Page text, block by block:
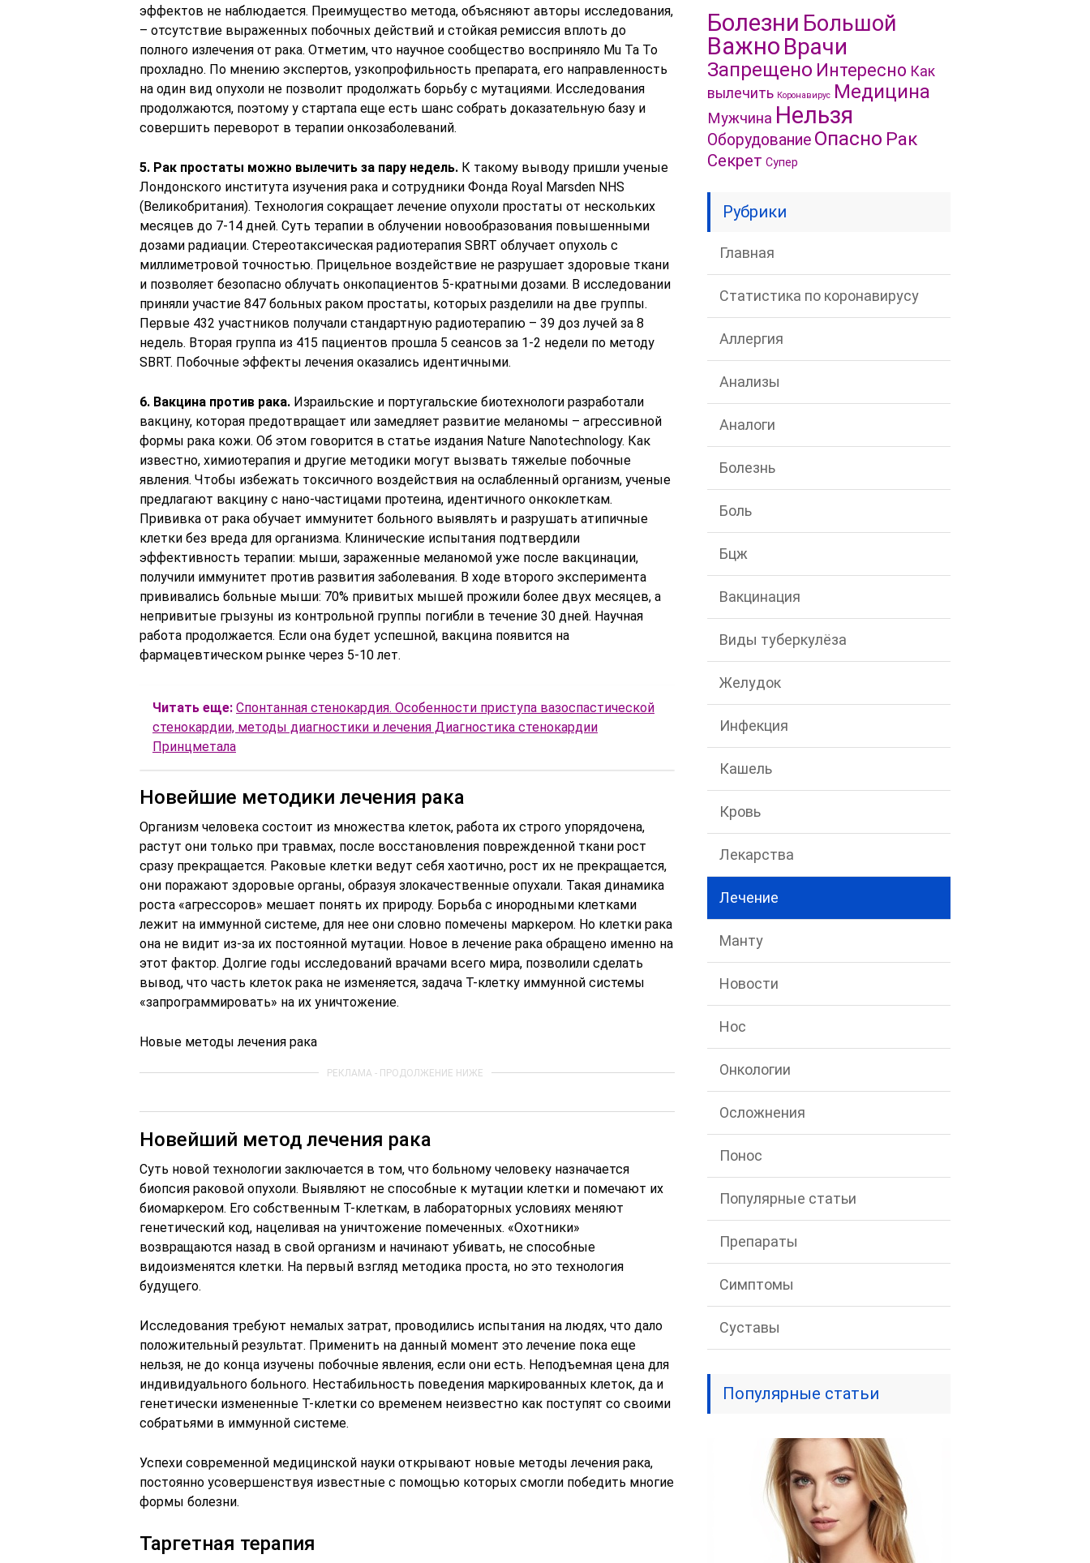
эффектов не наблюдается. Преимущество метода, объясняют авторы исследования,
– отсутствие выраженных побочных действий и стойкая ремиссия вплоть до
полного излечения от рака. Отметим, что научное сообщество восприняло Mu Ta To
прохладно. По мнению экспертов, узкопрофильность препарата, его направленность
на один вид опухоли не позволит продолжать борьбу с мутациями. Исследования
продолжаются, поэтому у стартапа еще есть шанс собрать доказательную базу и
совершить переворот в терапии онкозаболеваний.
5. Рак простаты можно вылечить за пару недель. К такому выводу пришли ученые
Лондонского института изучения рака и сотрудники Фонда Royal Marsden NHS
(Великобритания). Технология сокращает лечение опухоли простаты от нескольких
месяцев до 7-14 дней. Суть терапии в облучении новообразования повышенными
дозами радиации. Стереотаксическая радиотерапия SBRT облучает опухоль с
миллиметровой точностью. Прицельное воздействие не разрушает здоровые ткани
и позволяет безопасно облучать онкопациентов 5-кратными дозами. В исследовании
приняли участие 847 больных раком простаты, которых разделили на две группы.
Первые 432 участников получали стандартную радиотерапию – 39 доз лучей за 8
недель. Вторая группа из 415 пациентов прошла 5 сеансов за 1-2 недели по методу
SBRT. Побочные эффекты лечения оказались идентичными.
6. Вакцина против рака. Израильские и португальские биотехнологи разработали
вакцину, которая предотвращает или замедляет развитие меланомы – агрессивной
формы рака кожи. Об этом говорится в статье издания Nature Nanotechnology. Как
известно, химиотерапия и другие методики могут вызвать тяжелые побочные
явления. Чтобы избежать токсичного воздействия на ослабленный организм, ученые
предлагают вакцину с нано-частицами протеина, идентичного онкоклеткам.
Прививка от рака обучает иммунитет больного выявлять и разрушать атипичные
клетки без вреда для организма. Клинические испытания подтвердили
эффективность терапии: мыши, зараженные меланомой уже после вакцинации,
получили иммунитет против развития заболевания. В ходе второго эксперимента
прививались больные мыши: 70% привитых мышей прожили более двух месяцев, а
непривитые грызуны из контрольной группы погибли в течение 30 дней. Научная
работа продолжается. Если она будет успешной, вакцина появится на
фармацевтическом рынке через 5-10 лет.
Читать еще: Спонтанная стенокардия. Особенности приступа вазоспастической
стенокардии, методы диагностики и лечения Диагностика стенокардии
Принцметала
Новейшие методики лечения рака
Организм человека состоит из множества клеток, работа их строго упорядочена,
растут они только при травмах, после восстановления поврежденной ткани рост
сразу прекращается. Раковые клетки ведут себя хаотично, рост их не прекращается,
они поражают здоровые органы, образуя злокачественные опухали. Такая динамика
роста «агрессоров» мешает понять их природу. Борьба с инородными клетками
лежит на иммунной системе, для нее они словно помечены маркером. Но клетки рака
она не видит из-за их постоянной мутации. Новое в лечение рака обращено именно на
этот фактор. Долгие годы исследований врачами всего мира, позволили сделать
вывод, что часть клеток рака не изменяется, задача Т-клетку иммунной системы
«запрограммировать» на их уничтожение.
Новые методы лечения рака
Новейший метод лечения рака
Суть новой технологии заключается в том, что больному человеку назначается
биопсия раковой опухоли. Выявляют не способные к мутации клетки и помечают их
биомаркером. Его собственным Т-клеткам, в лабораторных условиях меняют
генетический код, нацеливая на уничтожение помеченных. «Охотники»
возвращаются назад в свой организм и начинают убивать, не способные
видоизменятся клетки. На первый взгляд методика проста, но это технология
будущего.
Исследования требуют немалых затрат, проводились испытания на людях, что дало
положительный результат. Применить на данный момент это лечение пока еще
нельзя, не до конца изучены побочные явления, если они есть. Неподъемная цена для
индивидуального больного. Нестабильность поведения маркированных клеток, да и
генетически измененные Т-клетки со временем неизвестно как поступят со своими
собратьями в иммунной системе.
Успехи современной медицинской науки открывают новые методы лечения рака,
постоянно усовершенствуя известные с помощью которых смогли победить многие
формы болезни.
Таргетная терапия
Болезни Большой
Важно Врачи
Запрещено Интересно Как
вылечить Коронавирус Медицина
Мужчина Нельзя
Оборудование Опасно Рак
Секрет Супер
Рубрики
Главная
Статистика по коронавирусу
Аллергия
Анализы
Аналоги
Болезнь
Боль
Бцж
Вакцинация
Виды туберкулёза
Желудок
Инфекция
Кашель
Кровь
Лекарства
Лечение
Манту
Новости
Нос
Онкологии
Осложнения
Понос
Популярные статьи
Препараты
Симптомы
Суставы
Популярные статьи